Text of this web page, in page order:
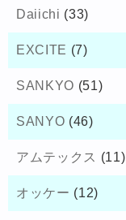
Daiichi (33)
EXCITE (7)
SANKYO (51)
SANYO (46)
アムテックス (11)
オッケー (12)